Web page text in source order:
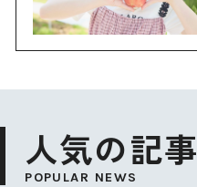
人気の記事
POPULAR NEWS